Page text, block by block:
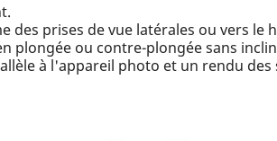
des prises de vue latérales ou vers le
plongée ou contre-plongée sans
à l'appareil photo et un rendu